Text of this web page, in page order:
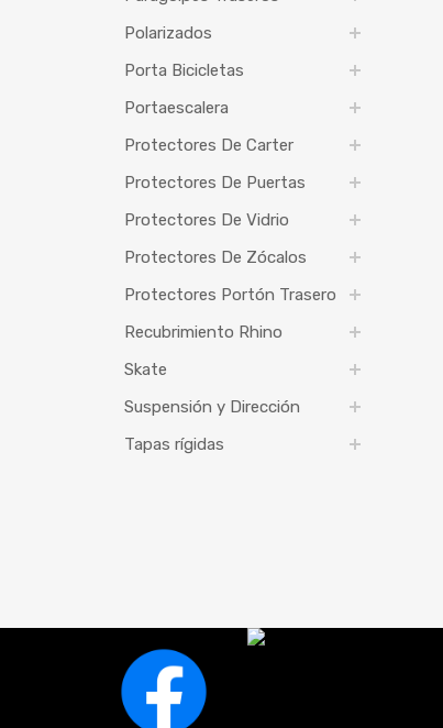
Polarizados
Porta Bicicletas
Portaescalera
Protectores De Carter
Protectores De Puertas
Protectores De Vidrio
Protectores De Zócalos
Protectores Portón Trasero
Recubrimiento Rhino
Skate
Suspensión y Dirección
Tapas rígidas